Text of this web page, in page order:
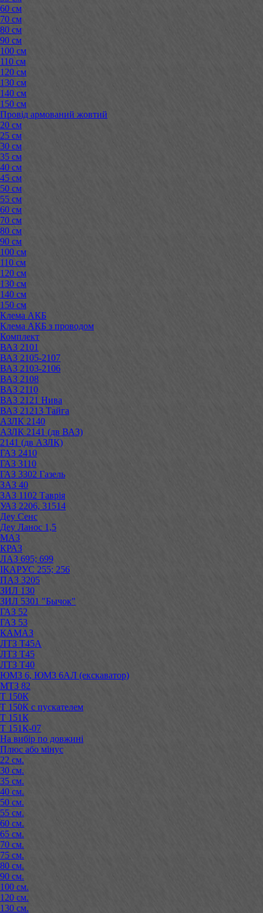
60 см
70 см
80 см
90 см
100 см
110 см
120 см
130 см
140 см
150 см
Провід армований жовтий
20 см
25 см
30 см
35 см
40 см
45 см
50 см
55 см
60 см
70 см
80 см
90 см
100 см
110 см
120 см
130 см
140 см
150 см
Клема АКБ
Клема АКБ з проводом
Комплект
ВАЗ 2101
ВАЗ 2105-2107
ВАЗ 2103-2106
ВАЗ 2108
ВАЗ 2110
ВАЗ 2121 Нива
ВАЗ 21213 Тайга
АЗЛК 2140
АЗЛК 2141 (дв ВАЗ)
2141 (дв АЗЛК)
ГАЗ 2410
ГАЗ 3110
ГАЗ 3302 Газель
ЗАЗ 40
ЗАЗ 1102 Таврія
УАЗ 2206, 31514
Деу Сенс
Деу Ланос 1,5
МАЗ
КРАЗ
ЛАЗ 695; 699
ІКАРУС 255; 256
ПАЗ 3205
ЗИЛ 130
ЗИЛ 5301 "Бычок"
ГАЗ 52
ГАЗ 53
КАМАЗ
ЛТЗ Т45А
ЛТЗ Т45
ЛТЗ Т40
ЮМЗ 6, ЮМЗ 6АЛ (екскаватор)
МТЗ 82
Т 150К
Т 150К с пускателем
Т 151К
Т 151К-07
На вибір по довжині
Плюс або мінус
22 см.
30 см.
35 см.
40 см.
50 см.
55 см.
60 см.
65 см.
70 см.
75 см.
80 см.
90 см.
100 см.
120 см.
130 см.